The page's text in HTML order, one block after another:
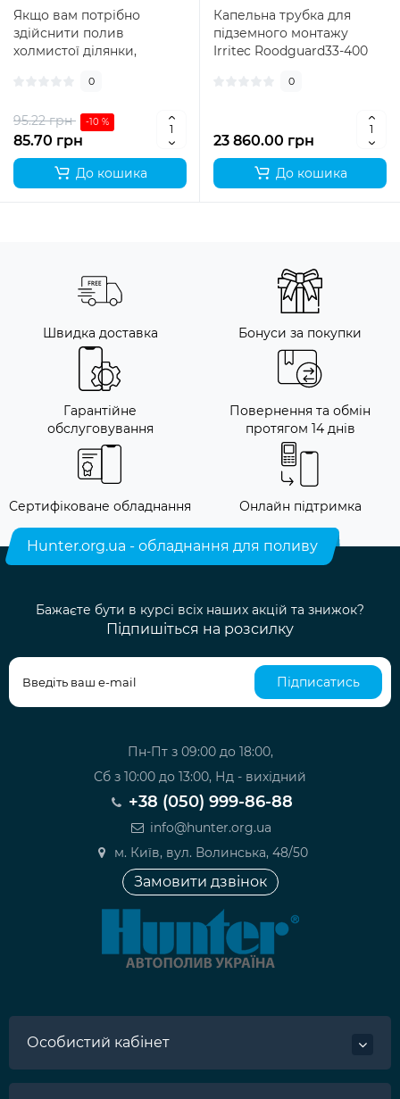
Якщо вам потрібно
здійснити полив
холмистої ділянки,
поверхні або кутової зо..
0
95.22 грн -10 %
85.70 грн
До кошика
Капельна трубка для
підземного монтажу
Irritec Roodguard33-400
спеціальною капельною ..
0
23 860.00 грн
До кошика
Швидка доставка Бонуси за покупки
Гарантійне
обслуговування
Повернення та обмін
протягом 14 днів
Сертифіковане обладнання Онлайн підтримка
Hunter.org.ua - обладнання для поливу
Бажаєте бути в курсі всіх наших акцій та знижок?
Підпишіться на розсилку
Підписатись
Пн-Пт з 09:00 до 18:00,
Сб з 10:00 до 13:00, Нд - вихідний
+38 (050) 999-86-88
info@hunter.org.ua
м. Київ, вул. Волинська, 48/50
Замовити дзвінок
Особистий кабінет